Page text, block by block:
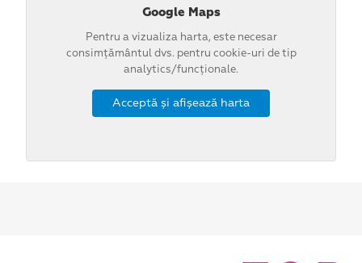
Google Maps
Pentru a vizualiza harta, este necesar
consimțământul dvs. pentru cookie-uri de tip
analytics/funcționale.
Acceptă și afișează harta